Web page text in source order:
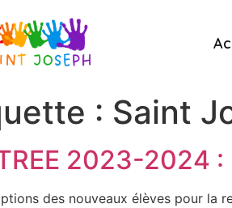
: Saint
2023-2024 :
des nouveaux élèves pour la